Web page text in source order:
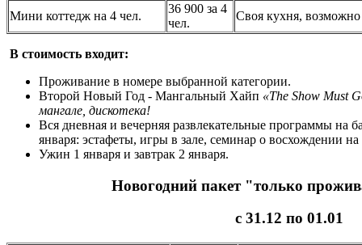
Мини коттедж на 4 чел.
36 900 за 4
чел.
Своя кухня,
В стоимость входит:
Проживание в номере выбранной категории.
Второй Новый Год - Мангальный Хайп «The Show Must
мангале, дискотека!
Вся дневная и вечерняя развлекательные программы на
января: эстафеты, игры в зале, семинар о восхождении
Ужин 1 января и завтрак 2 января.
Новогодний пакет "только
с 31.12 по 01.01